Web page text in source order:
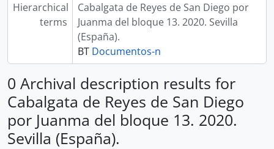
Hierarchical
terms
Cabalgata de Reyes de San Diego por
Juanma del bloque 13. 2020. Sevilla
(España).
BT Documentos-n
0 Archival description results for
Cabalgata de Reyes de San Diego
por Juanma del bloque 13. 2020.
Sevilla (España).